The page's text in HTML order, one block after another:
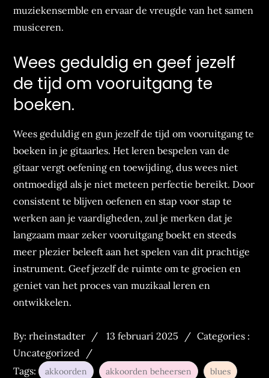
muziekensemble en ervaar de vreugde van het samen
musiceren.
Wees geduldig en geef jezelf
de tijd om vooruitgang te
boeken.
Wees geduldig en gun jezelf de tijd om vooruitgang te
boeken in je gitaarles. Het leren bespelen van de
gitaar vergt oefening en toewijding, dus wees niet
ontmoedigd als je niet meteen perfectie bereikt. Door
consistent te blijven oefenen en stap voor stap te
werken aan je vaardigheden, zul je merken dat je
langzaam maar zeker vooruitgang boekt en steeds
meer plezier beleeft aan het spelen van dit prachtige
instrument. Geef jezelf de ruimte om te groeien en
geniet van het proces van muzikaal leren en
ontwikkelen.
By:rheinstadter
Posted
13 februari 2025
Categories
Categories :
Uncategorized
Tags:
akkoorden akkoorden beheersen blues